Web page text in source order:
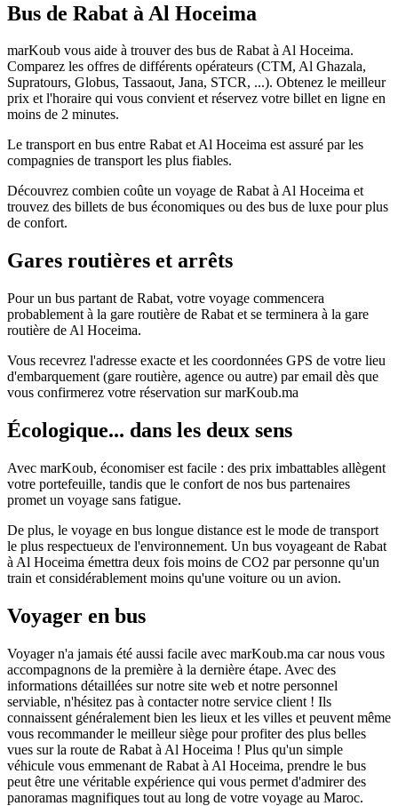
Bus de Rabat à Al Hoceima
marKoub vous aide à trouver des bus de Rabat à Al Hoceima.
Comparez les offres de différents opérateurs (CTM, Al Ghazala,
Supratours, Globus, Tassaout, Jana, STCR, ...). Obtenez le meilleur
prix et l'horaire qui vous convient et réservez votre billet en ligne en
moins de 2 minutes.
Le transport en bus entre Rabat et Al Hoceima est assuré par les
compagnies de transport les plus fiables.
Découvrez combien coûte un voyage de Rabat à Al Hoceima et
trouvez des billets de bus économiques ou des bus de luxe pour plus
de confort.
Gares routières et arrêts
Pour un bus partant de Rabat, votre voyage commencera
probablement à la gare routière de Rabat et se terminera à la gare
routière de Al Hoceima.
Vous recevrez l'adresse exacte et les coordonnées GPS de votre lieu
d'embarquement (gare routière, agence ou autre) par email dès que
vous confirmerez votre réservation sur marKoub.ma
Écologique... dans les deux sens
Avec marKoub, économiser est facile : des prix imbattables allègent
votre portefeuille, tandis que le confort de nos bus partenaires
promet un voyage sans fatigue.
De plus, le voyage en bus longue distance est le mode de transport
le plus respectueux de l'environnement. Un bus voyageant de Rabat
à Al Hoceima émettra deux fois moins de CO2 par personne qu'un
train et considérablement moins qu'une voiture ou un avion.
Voyager en bus
Voyager n'a jamais été aussi facile avec marKoub.ma car nous vous
accompagnons de la première à la dernière étape. Avec des
informations détaillées sur notre site web et notre personnel
serviable, n'hésitez pas à contacter notre service client ! Ils
connaissent généralement bien les lieux et les villes et peuvent même
vous recommander le meilleur siège pour profiter des plus belles
vues sur la route de Rabat à Al Hoceima ! Plus qu'un simple
véhicule vous emmenant de Rabat à Al Hoceima, prendre le bus
peut être une véritable expérience qui vous permet d'admirer des
panoramas magnifiques tout au long de votre voyage au Maroc.